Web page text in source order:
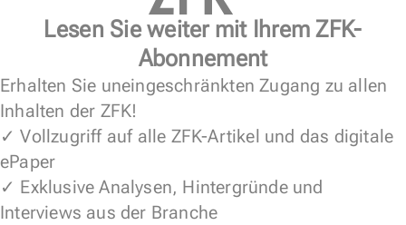
Lesen Sie weiter mit Ihrem ZFK-
Abonnement
Erhalten Sie uneingeschränkten Zugang zu allen
Inhalten der ZFK!
✓ Vollzugriff auf alle ZFK-Artikel und das digitale
ePaper
✓ Exklusive Analysen, Hintergründe und
Interviews aus der Branche